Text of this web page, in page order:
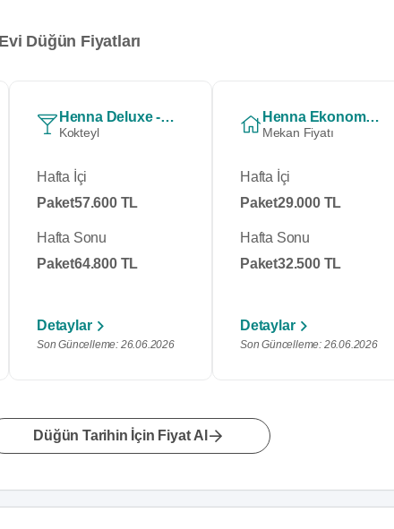
Düğün Fiyatları
Henna Deluxe - Çerez Meşrubat Dahil
Kokteyl
Hafta İçi
Paket57.600 TL
Hafta Sonu
Paket64.800 TL
Detaylar
Son Güncelleme: 26.06.2026
Henna Ekonomik - Mekan Organizasyon
Mekan Fiyatı
Hafta İçi
Paket29.000 TL
Hafta Sonu
Paket32.500 TL
Detaylar
Son Güncelleme: 26.06.2026
Düğün Tarihin İçin Fiyat Al